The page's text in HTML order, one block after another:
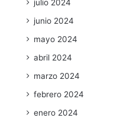
julio 2024
junio 2024
mayo 2024
abril 2024
marzo 2024
febrero 2024
enero 2024